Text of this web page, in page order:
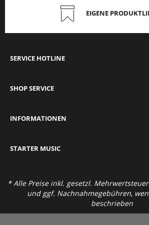
EIGENE
SERVICE HOTLINE
SHOP SERVICE
INFORMATIONEN
STARTER MUSIC
* Alle Preise inkl. gesetzl.
und ggf. Nachnahmegebühren,
beschrieben